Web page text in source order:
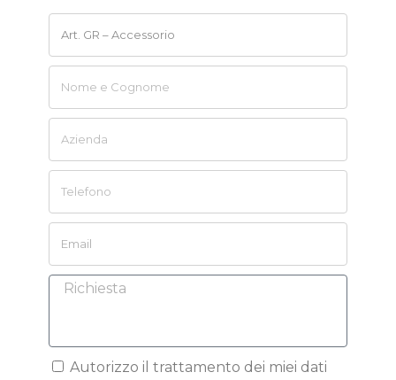
Autorizzo il trattamento dei miei dati